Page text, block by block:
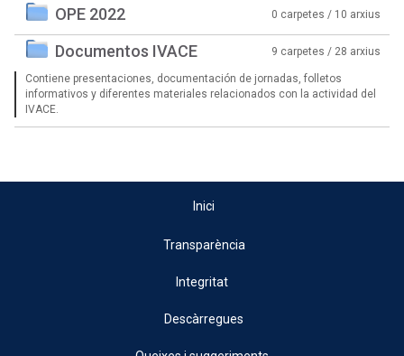
OPE 2022 0 carpetes / 10 arxius
Documentos IVACE 9 carpetes / 28 arxius
Contiene presentaciones, documentación de jornadas, folletos
informativos y diferentes materiales relacionados con la actividad del
IVACE.
Inici
Transparència
Integritat
Descàrregues